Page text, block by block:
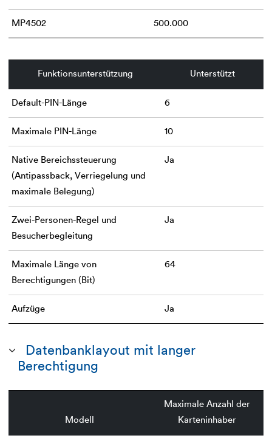
MP4502 500.000
Funktionsunterstützung Unterstützt
Default-PIN-Länge 6
Maximale PIN-Länge 10
Native Bereichssteuerung
(Antipassback, Verriegelung und
maximale Belegung)
Ja
Zwei-Personen-Regel und
Besucherbegleitung
Ja
Maximale Länge von
Berechtigungen (Bit)
64
Aufzüge Ja
Datenbanklayout mit langer
Berechtigung
Modell
Maximale Anzahl der
Karteninhaber